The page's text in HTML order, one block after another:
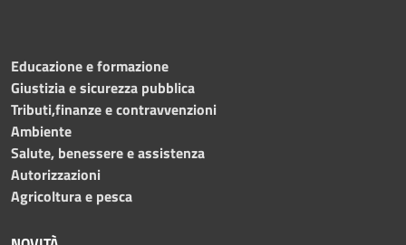
Educazione e formazione
Giustizia e sicurezza pubblica
Tributi,finanze e contravvenzioni
Ambiente
Salute, benessere e assistenza
Autorizzazioni
Agricoltura e pesca